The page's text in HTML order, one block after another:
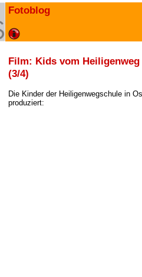
Fotoblog
Film: Kids vom Heiligenweg
(3/4)
Die Kinder der Heiligenwegschule in
produziert: